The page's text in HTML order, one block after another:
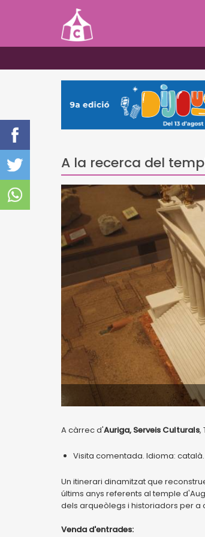
A la recerca del
A càrrec d'Auriga, Serveis Culturals,
Visita comentada. Idioma:
Un itinerari dinamitzat que
últims anys referents al temple
dels arqueòlegs i historiadors per a
Venda d'entrades: